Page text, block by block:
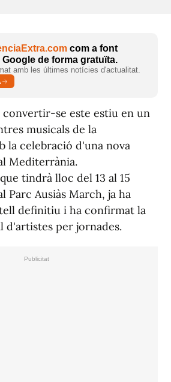
com a font
de forma gratuïta.
amb les últimes notícies d'actualitat.
convertir-se este estiu en un
musicals de la
la celebració d'una nova
Mediterrània.
tindrà lloc del 13 al 15
Parc Ausiàs March, ja ha
definitiu i ha confirmat la
per jornades.